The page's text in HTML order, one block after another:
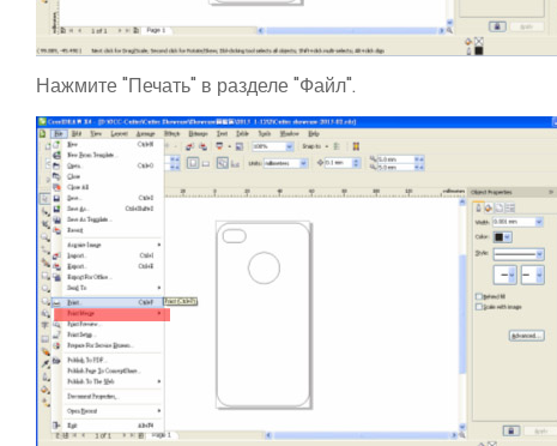
Нажмите "Печать" в разделе "Файл".